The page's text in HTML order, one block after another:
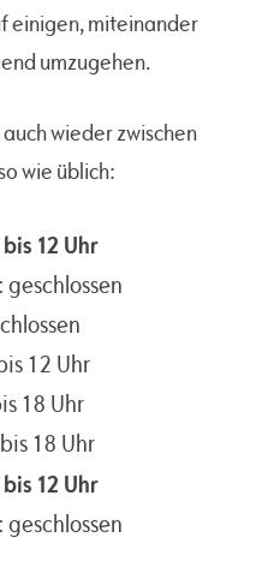
einigen, miteinander
umzugehen.
wieder zwischen
wie üblich:
12 Uhr
12 Uhr
18 Uhr
18 Uhr
12 Uhr